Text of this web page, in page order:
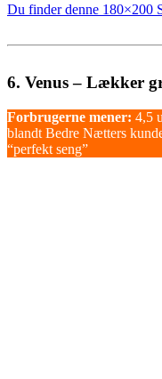
Du finder denne 180×200
6. Venus – Lækker
Forbrugerne mener: 4,5
blandt Bedre Nætters
“perfekt seng”